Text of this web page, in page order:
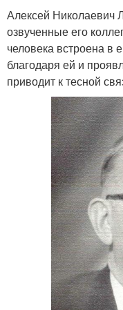
Алексей Николаевич
озвученные его
человека встроена в
благодаря ей и
приводит к тесной